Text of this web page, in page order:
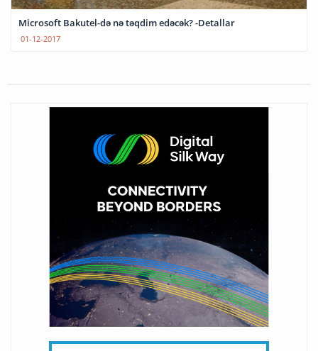
Microsoft Bakutel-də nə təqdim edəcək? -Detallar
01-12-2017